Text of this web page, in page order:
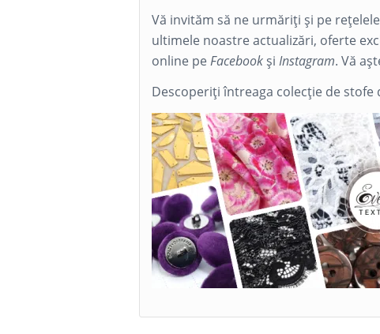
Vă invităm să ne urmăriți și pe
ultimele noastre actualizări, oferte
online peFacebook șiInstagram. Vă
Descoperiți întreaga colecție de